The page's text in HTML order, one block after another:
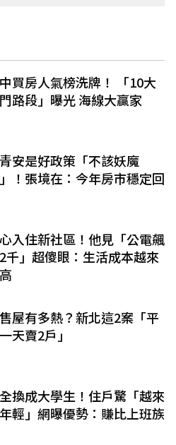
買房人氣榜洗牌！ 「10大
路段」曝光 海線大贏家
安是好政策「不該妖魔
！張境在：今年房市穩定回
入住新社區！他見「公電飆
千」超傻眼：生活成本越來
屋有多熱？新北這2案「平
天賣2戶」
換成大學生！住戶驚「越來
輕」網曝優勢：賺比上班族